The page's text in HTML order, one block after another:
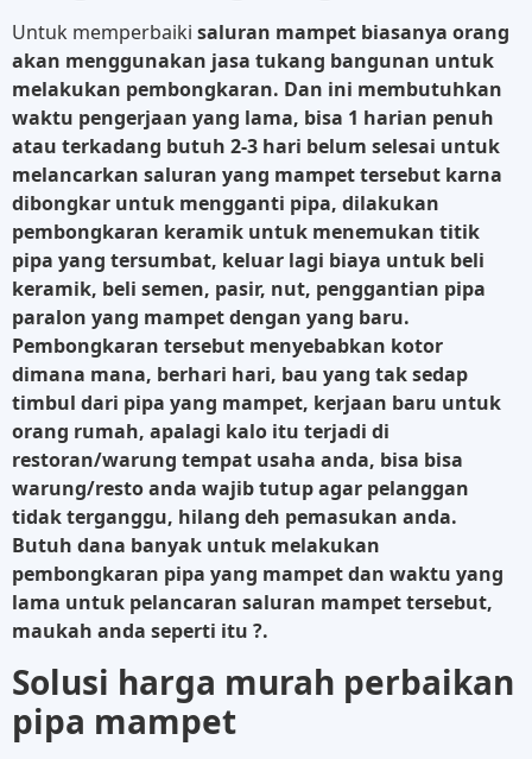
Untuk memperbaiki saluran mampet biasanya orang
akan menggunakan jasa tukang bangunan untuk
melakukan pembongkaran. Dan ini membutuhkan
waktu pengerjaan yang lama, bisa 1 harian penuh
atau terkadang butuh 2-3 hari belum selesai untuk
melancarkan saluran yang mampet tersebut karna
dibongkar untuk mengganti pipa, dilakukan
pembongkaran keramik untuk menemukan titik
pipa yang tersumbat, keluar lagi biaya untuk beli
keramik, beli semen, pasir, nut, penggantian pipa
paralon yang mampet dengan yang baru.
Pembongkaran tersebut menyebabkan kotor
dimana mana, berhari hari, bau yang tak sedap
timbul dari pipa yang mampet, kerjaan baru untuk
orang rumah, apalagi kalo itu terjadi di
restoran/warung tempat usaha anda, bisa bisa
warung/resto anda wajib tutup agar pelanggan
tidak terganggu, hilang deh pemasukan anda.
Butuh dana banyak untuk melakukan
pembongkaran pipa yang mampet dan waktu yang
lama untuk pelancaran saluran mampet tersebut,
maukah anda seperti itu ?.
Solusi harga murah perbaikan
pipa mampet